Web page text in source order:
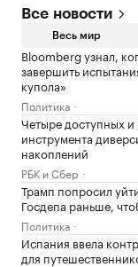
Все новости
Весь мир
Bloomberg узнал,
завершить
купола»
Политика
Четыре доступных и
инструмента
накоплений
РБК и Сбер
Трамп попросил
Госдепа раньше,
Политика
Испания ввела
для